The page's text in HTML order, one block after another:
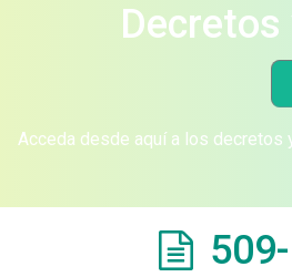
Acceda desde aquí a los